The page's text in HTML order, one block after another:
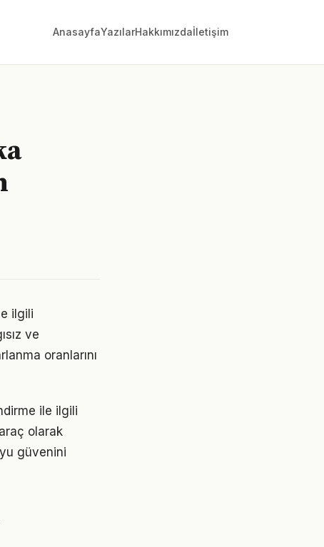
AnasayfaYazılarHakkımızdaİletişim
ilgili
ve
oranlarını
ile ilgili
araç olarak
güvenini